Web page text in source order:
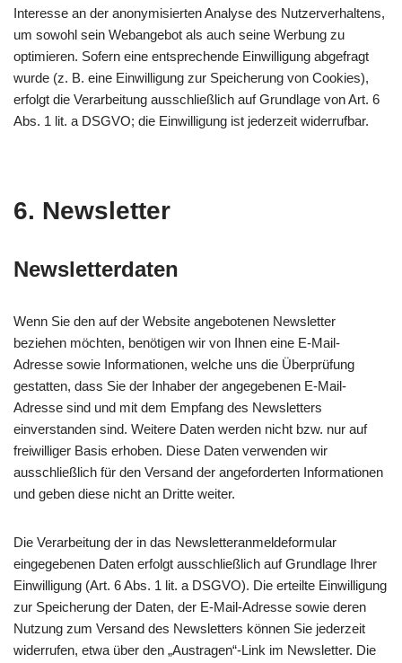
Interesse an der anonymisierten Analyse des Nutzerverhaltens,
um sowohl sein Webangebot als auch seine Werbung zu
optimieren. Sofern eine entsprechende Einwilligung abgefragt
wurde (z. B. eine Einwilligung zur Speicherung von Cookies),
erfolgt die Verarbeitung ausschließlich auf Grundlage von Art. 6
Abs. 1 lit. a DSGVO; die Einwilligung ist jederzeit widerrufbar.
6. Newsletter
Newsletter­daten
Wenn Sie den auf der Website angebotenen Newsletter
beziehen möchten, benötigen wir von Ihnen eine E-Mail-
Adresse sowie Informationen, welche uns die Überprüfung
gestatten, dass Sie der Inhaber der angegebenen E-Mail-
Adresse sind und mit dem Empfang des Newsletters
einverstanden sind. Weitere Daten werden nicht bzw. nur auf
freiwilliger Basis erhoben. Diese Daten verwenden wir
ausschließlich für den Versand der angeforderten Informationen
und geben diese nicht an Dritte weiter.
Die Verarbeitung der in das Newsletteranmeldeformular
eingegebenen Daten erfolgt ausschließlich auf Grundlage Ihrer
Einwilligung (Art. 6 Abs. 1 lit. a DSGVO). Die erteilte Einwilligung
zur Speicherung der Daten, der E-Mail-Adresse sowie deren
Nutzung zum Versand des Newsletters können Sie jederzeit
widerrufen, etwa über den „Austragen“-Link im Newsletter. Die